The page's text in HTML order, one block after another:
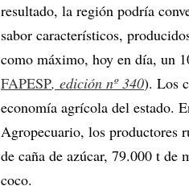
resultado, la región podría
sabor característicos,
como máximo, hoy en día, un
FAPESP, edición nº 340). Los
economía agrícola del estado.
Agropecuario, los productores
de caña de azúcar, 79.000 t de
coco.